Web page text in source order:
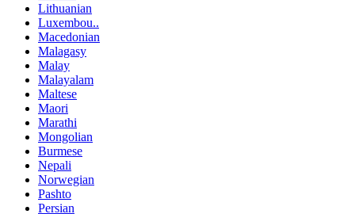
Lithuanian
Luxembou..
Macedonian
Malagasy
Malay
Malayalam
Maltese
Maori
Marathi
Mongolian
Burmese
Nepali
Norwegian
Pashto
Persian